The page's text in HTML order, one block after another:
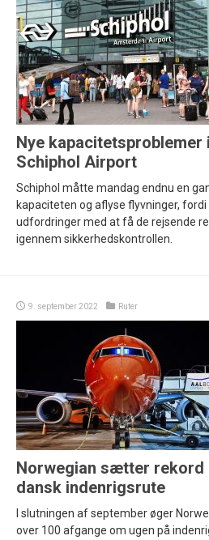
Nye kapacitetsproblemer i
Schiphol Airport
Schiphol måtte mandag endnu en
kapaciteten og aflyse flyvninger, fordi
udfordringer med at få de rejsende
igennem sikkerhedskontrollen.
9. september 2022 Ruter
Norwegian sætter rekord
dansk indenrigsrute
I slutningen af september øger
over 100 afgange om ugen på